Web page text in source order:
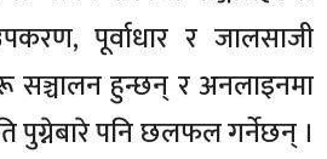
पूर्वाधार र जालसाजी
सञ्चालन हुन्छन् र अनलाइनमा
पुग्नेबारे पनि छलफल गर्नेछन् ।